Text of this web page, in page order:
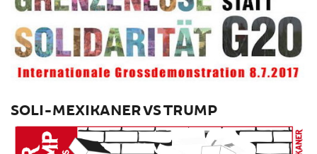
SOLI-MEXIKANER VS TRUMP